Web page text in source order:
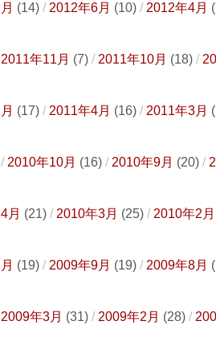
月 (14) 2012年6月 (10) 2012年4月
2011年11月 (7) 2011年10月 (18)
月 (17) 2011年4月 (16) 2011年3月
2010年10月 (16) 2010年9月 (20)
4月 (21) 2010年3月 (25) 2010年2月
月 (19) 2009年9月 (19) 2009年8月
2009年3月 (31) 2009年2月 (28)